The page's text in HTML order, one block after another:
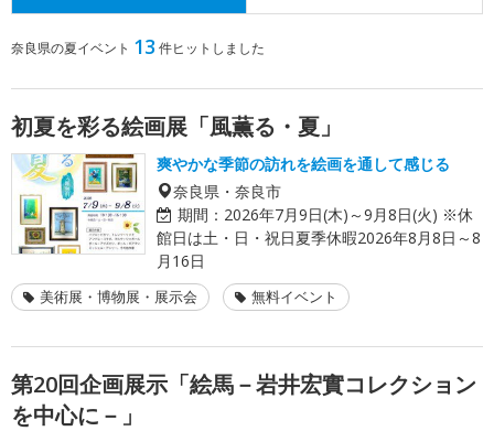
奈良県の夏イベント 13 件ヒットしました
初夏を彩る絵画展「風薫る・夏」
爽やかな季節の訪れを絵画を通して感じる
奈良県・奈良市
期間： 2026年7月9日(木)～9月8日(火) ※休
館日は土・日・祝日夏季休暇2026年8月8日～8
月16日
美術展・博物展・展示会 無料イベント
第20回企画展示「絵馬－岩井宏實コレクション
を中心に－」